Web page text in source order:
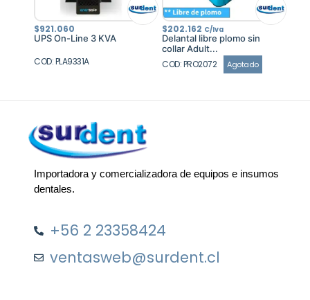
$921.060
UPS On-Line 3 KVA
COD: PLA9331A
$202.162 C/Iva
Delantal libre plomo sin
collar Adult...
COD: PRO2072 Agotado
Importadora y comercializadora de equipos e insumos
dentales.
+56 2 23358424
ventasweb@surdent.cl